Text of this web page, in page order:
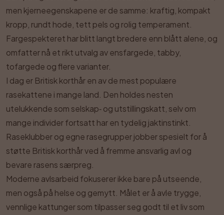
men kjerneegenskapene er de samme: kraftig, kompakt
kropp, rundt hode, tett pels og rolig temperament.
Fargespekteret har blitt langt bredere enn blått alene, og
omfatter nå et rikt utvalg av ensfargede, tabby,
tofargede og flere varianter.
I dag er Britisk korthår en av de mest populære
rasekattene i mange land. Den holdes nesten
utelukkende som selskap‑ og utstillingskatt, selv om
mange individer fortsatt har en tydelig jaktinstinkt.
Raseklubber og egne rasegrupper jobber spesielt for å
støtte Britisk korthår ved å fremme ansvarlig avl og
bevare rasens særpreg.
Moderne avlsarbeid fokuserer ikke bare på utseende,
men også på helse og gemytt. Målet er å avle trygge,
vennlige kattunger som tilpasser seg godt til et liv som